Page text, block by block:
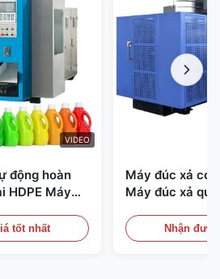
VIDEO
động hoàn
HDPE Máy
tốt nhất
Máy đúc xả có
Máy đúc xả
Nhận